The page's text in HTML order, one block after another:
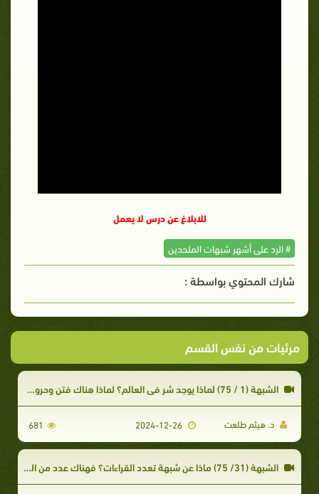
للابلاغ عن درس لا يعمل
# الرد على أشهر شبهات الملحدين
شارك المحتوي بواسطة :
مرئيات من نفس القسم
الشبهة (1 / 75) لماذا يوجد شر في العالم؟ لماذا هناك فتن وحروب وأمراض؟
د. هيثم طلعت 2024-12-26
681
الشبهة (31/ 75) ماذا عن شبهة تعدد القراءات؟ فهناك عدد من القراءات القراءات العشر...